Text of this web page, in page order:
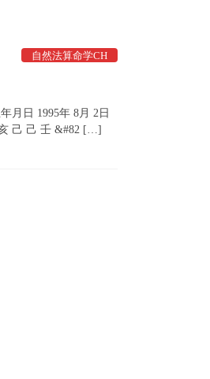
自然法算命学CH
月日 1995年 8月 2日
己 己 壬 &#82 […]